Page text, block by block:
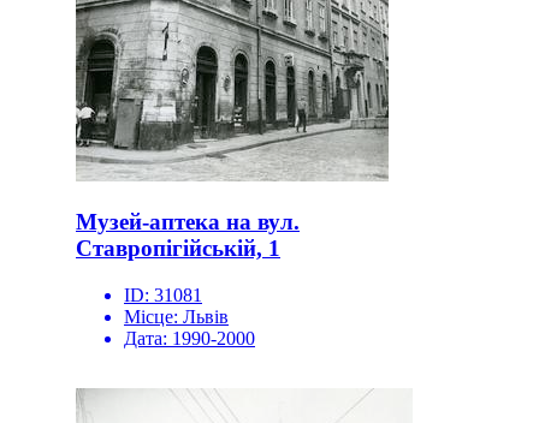
Музей-аптека на вул.
Ставропігійській, 1
ID: 31081
Місце: Львів
Дата: 1990-2000